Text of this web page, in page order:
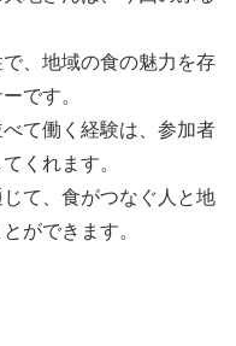
参加の意思を確認しま
京・両国、渋谷のオフ
行います。（遠方の方
日)
、地域の食の魅力を存
です。
て働く経験は、参加者
くれます。
て、食がつなぐ人と地
ができます。